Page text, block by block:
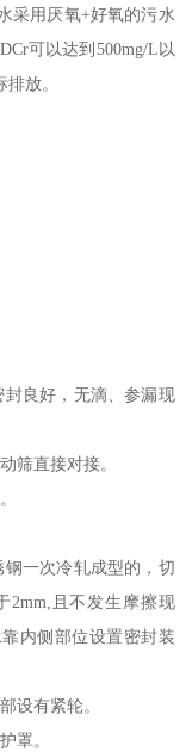
采用厌氧+好氧的污水
可以达到500mg/L以
放。
封良好，无滴、参漏现
筛直接对接。
钢一次冷轧成型的，切
2mm,且不发生摩擦现
内侧部位设置密封装
设有紧轮。
罩。